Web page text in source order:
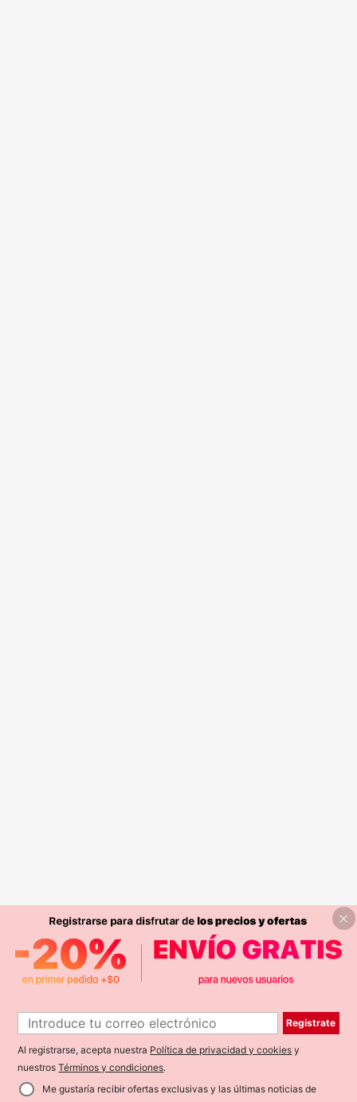
Regístrate
Al registrarse, acepta nuestra Política de privacidad y cookies y
nuestrosTérminos y condiciones.
Me gustaría recibir ofertas exclusivas y las últimas noticias de